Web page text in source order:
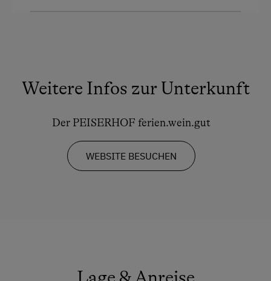
Küchenausstattung
Doppelbett
Weitere Infos zur Unterkunft
Der PEISERHOF ferien.wein.gut
WEBSITE BESUCHEN